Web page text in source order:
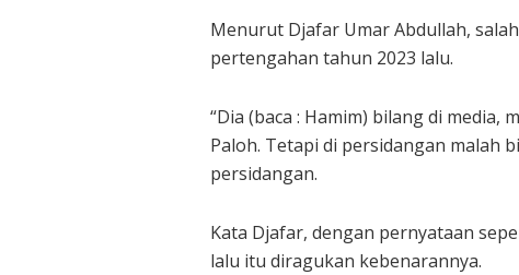
Menurut Djafar Umar Abdullah,
pertengahan tahun 2023 lalu.
“Dia (baca : Hamim) bilang di
Paloh. Tetapi di persidangan malah
persidangan.
Kata Djafar, dengan pernyataan
lalu itu diragukan kebenarannya.